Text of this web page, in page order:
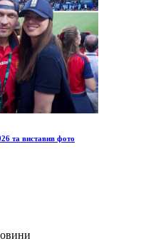
та виставив фото